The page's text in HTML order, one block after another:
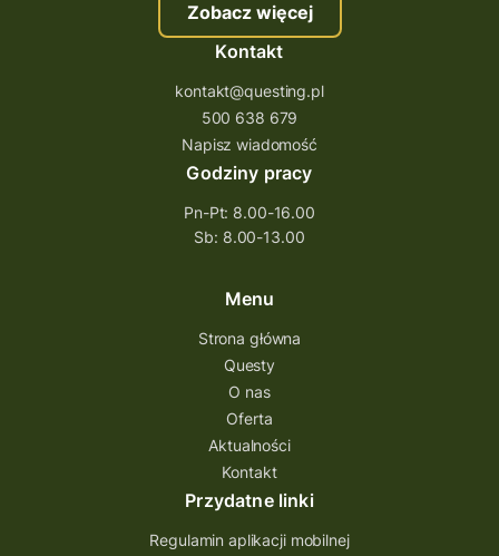
Zobacz więcej
Kontakt
kontakt@questing.pl
500 638 679
Napisz wiadomość
Godziny pracy
Pn-Pt: 8.00-16.00
Sb: 8.00-13.00
Menu
Strona główna
Questy
O nas
Oferta
Aktualności
Kontakt
Przydatne linki
Regulamin aplikacji mobilnej